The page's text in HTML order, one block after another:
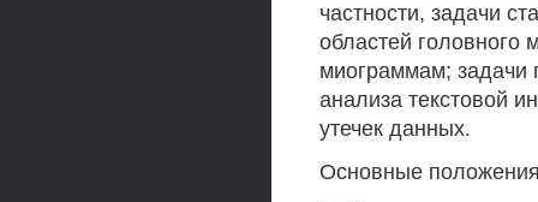
частности, задачи
областей головного
миограммам; задачи
анализа текстовой
утечек данных.
Основные